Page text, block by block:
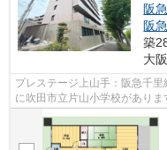
阪
阪
築
大
プレステージ上山手：阪急千
に吹田市立片山小学校があり
ナーズ物件は独創的で、ご好評